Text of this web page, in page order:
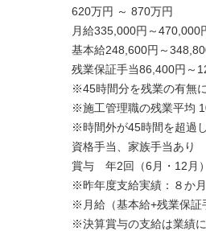
620万円 ～ 870万円
月給335,000円～470,000
基本給248,600円～
残業保証手当86,400円～
※45時間分を残業の有無
※施工管理職の残業平均
※時間外が45時間を超過
資格手当、家族手当あり
賞与 年2回（6月・12月）
※昨年度支給実績：８か月
※月給（基本給+残業保証
※決算賞与の支給は業績